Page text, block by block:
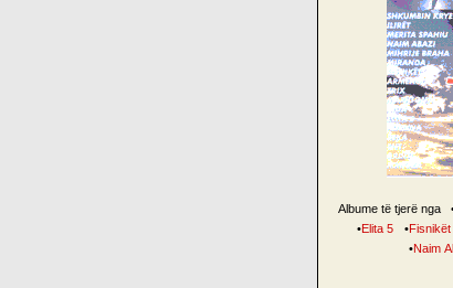
Albume të tjerë nga
•Elita 5 •Fisnikët
•Naim